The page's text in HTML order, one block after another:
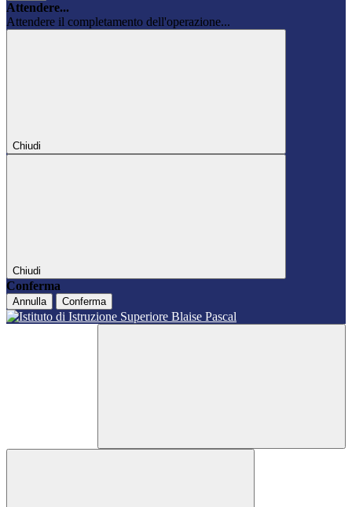
Attendere...
Attendere il completamento dell'operazione...
Chiudi
Chiudi
Conferma
Annulla Conferma